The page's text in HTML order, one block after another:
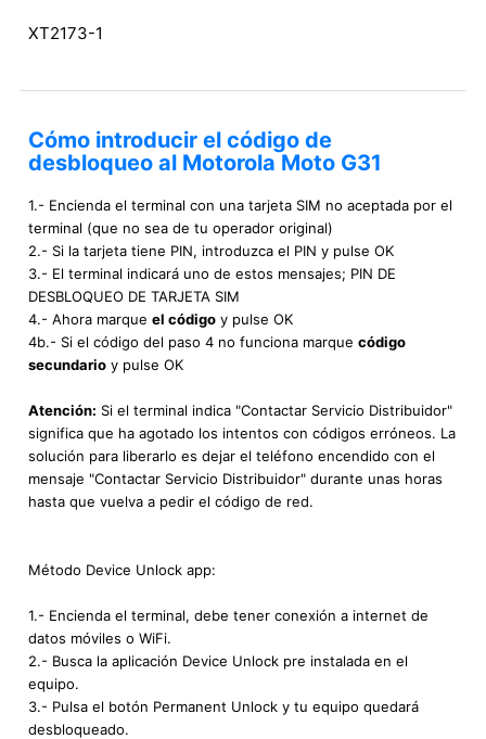
XT2173-1
Cómo introducir el código de
desbloqueo al Motorola Moto G31
1.- Encienda el terminal con una tarjeta SIM no aceptada por el
terminal (que no sea de tu operador original)
2.- Si la tarjeta tiene PIN, introduzca el PIN y pulse OK
3.- El terminal indicará uno de estos mensajes; PIN DE
DESBLOQUEO DE TARJETA SIM
4.- Ahora marque el código y pulse OK
4b.- Si el código del paso 4 no funciona marque código
secundario y pulse OK
Atención: Si el terminal indica "Contactar Servicio Distribuidor"
significa que ha agotado los intentos con códigos erróneos. La
solución para liberarlo es dejar el teléfono encendido con el
mensaje "Contactar Servicio Distribuidor" durante unas horas
hasta que vuelva a pedir el código de red.
Método Device Unlock app:
1.- Encienda el terminal, debe tener conexión a internet de
datos móviles o WiFi.
2.- Busca la aplicación Device Unlock pre instalada en el
equipo.
3.- Pulsa el botón Permanent Unlock y tu equipo quedará
desbloqueado.